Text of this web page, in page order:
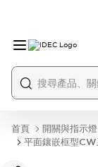
首頁 開關與指示燈
平面鑲嵌框型